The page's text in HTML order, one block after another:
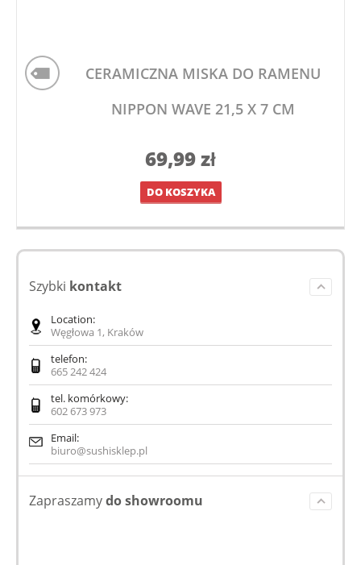
CERAMICZNA MISKA DO RAMENU
NIPPON WAVE 21,5 X 7 CM
69,99zł
DO KOSZYKA
Szybki kontakt
Location:
Węgłowa 1, Kraków
telefon:
665 242 424
tel. komórkowy:
602 673 973
Email:
biuro@sushisklep.pl
Zapraszamydo showroomu